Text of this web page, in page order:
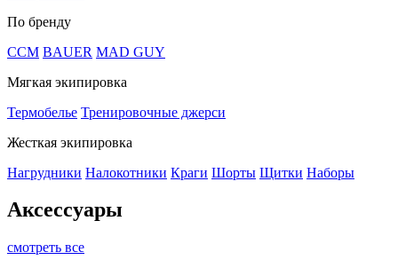
По бренду
CCM BAUER MAD GUY
Мягкая экипировка
Термобелье Тренировочные джерси
Жесткая экипировка
Нагрудники Налокотники Краги Шорты Щитки Наборы
Аксессуары
смотреть все